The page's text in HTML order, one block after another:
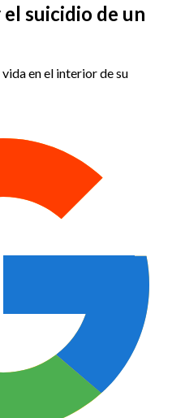
suicidio de un
en el interior de su